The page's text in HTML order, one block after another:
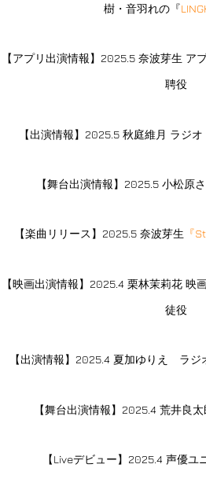
樹・音羽れの『
【アプリ出演情報】2025.5 奈波芽生 ア
聘役
【出演情報】2025.5 秋庭維月 ラジ
【舞台出演情報】2025.5 小松原
【楽曲リリース】2025.5 奈波芽生 『
【映画出演情報】2025.4 栗林茉莉花 映
徒役
【出演情報】2025.4 夏加ゆりえ ラジ
【舞台出演情報】2025.4 荒井良
【Liveデビュー】2025.4 声優ユ